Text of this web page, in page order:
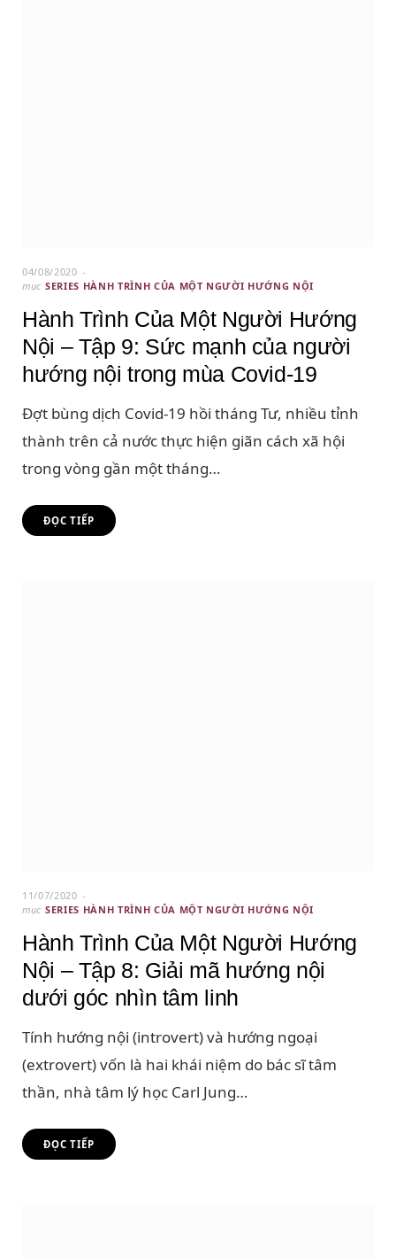
04/08/2020
mục SERIES HÀNH TRÌNH CỦA MỘT NGƯỜI HƯỚNG NỘI
Hành Trình Của Một Người Hướng
Nội – Tập 9: Sức mạnh của người
hướng nội trong mùa Covid-19
Đợt bùng dịch Covid-19 hồi tháng Tư, nhiều tỉnh
thành trên cả nước thực hiện giãn cách xã hội
trong vòng gần một tháng…
ĐỌC TIẾP
11/07/2020
mục SERIES HÀNH TRÌNH CỦA MỘT NGƯỜI HƯỚNG NỘI
Hành Trình Của Một Người Hướng
Nội – Tập 8: Giải mã hướng nội
dưới góc nhìn tâm linh
Tính hướng nội (introvert) và hướng ngoại
(extrovert) vốn là hai khái niệm do bác sĩ tâm
thần, nhà tâm lý học Carl Jung…
ĐỌC TIẾP